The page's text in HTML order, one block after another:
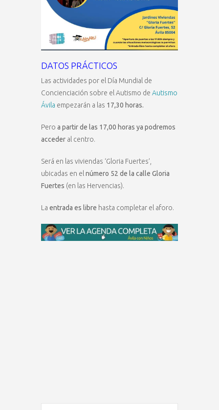
DATOS PRÁCTICOS
Las actividades por el Día Mundial de
Concienciación sobre el Autismo de Autismo
Ávila empezarán a las 17,30 horas.
Pero a partir de las 17,00 horas ya podremos
acceder al centro.
Será en las viviendas ‘Gloria Fuertes’,
ubicadas en elnúmero 52 de la calle Gloria
Fuertes (en las Hervencias).
La entrada es libre hasta completar el aforo.